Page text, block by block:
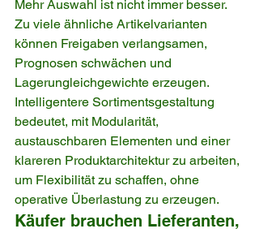
Mehr Auswahl ist nicht immer besser.
Zu viele ähnliche Artikelvarianten
können Freigaben verlangsamen,
Prognosen schwächen und
Lagerungleichgewichte erzeugen.
Intelligentere Sortimentsgestaltung
bedeutet, mit Modularität,
austauschbaren Elementen und einer
klareren Produktarchitektur zu arbeiten,
um Flexibilität zu schaffen, ohne
operative Überlastung zu erzeugen.
Käufer brauchen Lieferanten,